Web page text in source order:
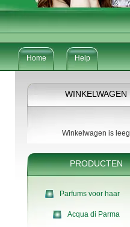
Home Help
WINKELWAGEN
Winkelwagen is leeg
PRODUCTEN
Parfums voor haar
Acqua di Parma